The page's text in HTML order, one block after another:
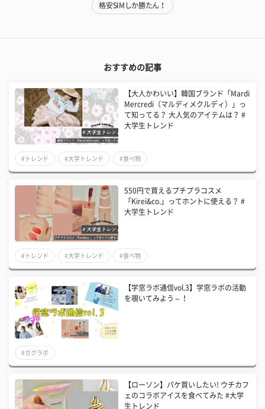
格安SIMしか勝たん！
おすすめの記事
【大人かわいい】韓国ブランド「Mardi
Mercredi（マルディメクルディ）」っ
て知ってる？ 大人気のアイテムは？ #
大学生トレンド
#トレンド #大学トレンド #食べ物
550円で買えるプチプラコスメ
「Kirei&co.」ってホントに使える？ #
大学生トレンド
#トレンド #大学トレンド #食べ物
【学窓ラボ通信vol.3】学窓ラボの活動
を覗いてみよう～！
#ガクラボ
【ローソン】パケ買いしたい! ウチカフ
ェのコラボアイスを食べてみた #大学
生トレンド